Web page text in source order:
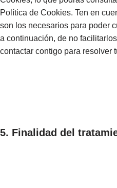
Política de Cookies. Ten en
son los necesarios para poder
a continuación, de no
contactar contigo para resolver
5. Finalidad del